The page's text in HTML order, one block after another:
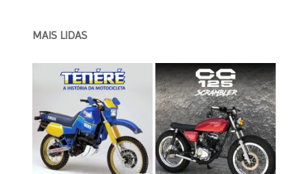
MAIS LIDAS